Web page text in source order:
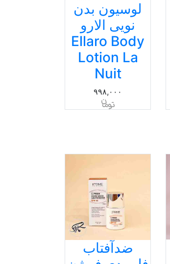
لوسیون بدن
نویی الارو
Ellaro Body
Lotion La
Nuit
۹۹۸,۰۰۰
ضدآفتاب